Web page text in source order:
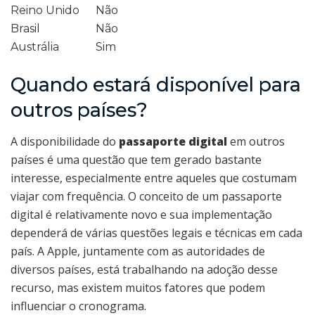
Reino Unido
Não
Brasil
Não
Austrália
Sim
Quando estará disponível para
outros países?
A disponibilidade do passaporte digital em outros
países é uma questão que tem gerado bastante
interesse, especialmente entre aqueles que costumam
viajar com frequência. O conceito de um passaporte
digital é relativamente novo e sua implementação
dependerá de várias questões legais e técnicas em cada
país. A Apple, juntamente com as autoridades de
diversos países, está trabalhando na adoção desse
recurso, mas existem muitos fatores que podem
influenciar o cronograma.